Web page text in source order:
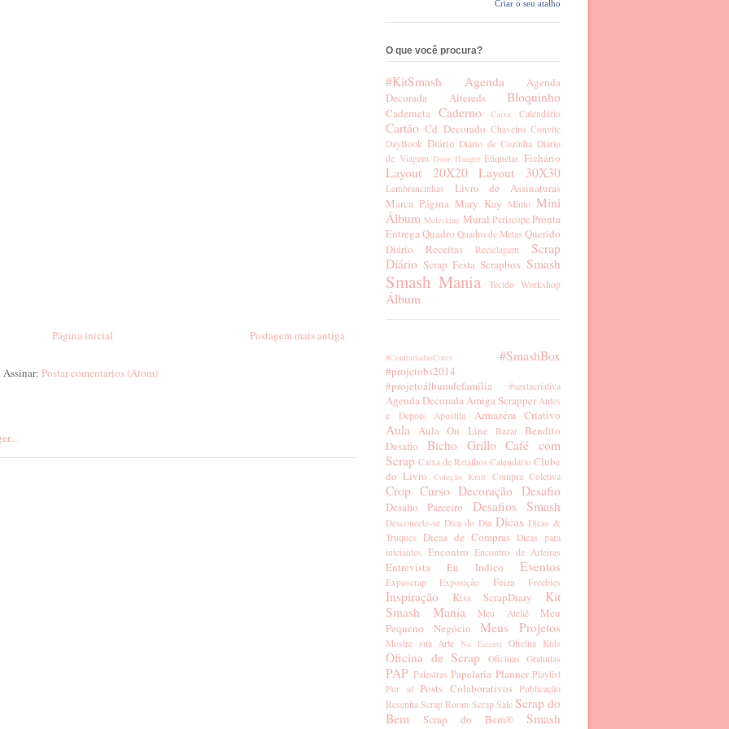
Postagem mais antiga
Página inicial
Assinar: Postar comentários (Atom)
Criar o seu atalho
O que você procura?
#KitSmash Agenda
Agenda
Decorada
Altereds Bloquinho
Caderneta Caderno Caixa Calendário
Cartão Cd Decorado Chaveiro Convite
DayBook Diário Diário de Cozinha Diário
de Viagem Door Hanger Etiquetas Fichário
Layout 20X20 Layout 30X30
Lembrancinhas
Livro de Assinaturas
Marca Página Mary Kay Mimo Mini
Álbum Moleskine Mural Periscope Pronta
EntregaQuadro Quadro de Metas Querido
Diário
Receitas Reciclagem
Scrap
Diário Scrap Festa Scrapbox Smash
Smash Mania Tecido Workshop
Álbum
#ConfrariadasCores #SmashBox
#projetobs2014
#projetoálbumdefamília
#sextacriativa
Agenda DecoradaAmiga Scrapper Antes
e Depois
Apostila Armazém Criativo
Aula Aula On Line Bazar
Bendito
Desafio
Bicho Grillo Café com
Scrap Caixa de Retalhos Calendário Clube
do Livro
Coleção Kraft Compra Coletiva
Crop Curso Decoração Desafio
Desafio Parceiro Desafios Smash
Desconecte-se Dica do Dia Dicas Dicas &
Truques
Dicas de Compras Dicas para
iniciantes Encontro Encontro de Arteiras
Entrevista Eu Indico Eventos
Exposcrap Exposição Feira Freebies
Inspiração Kiss ScrapDiary
Kit
Smash Mania
Meu Ateliê
Meu
Pequeno Negócio
Meus Projetos
Mostre sua Arte Na Estante Oficina Kids
Oficina de Scrap Oficinas Gratuitas
PAP Palestras Papelaria Planner Playlist
Por aí
Posts Colaborativos
Publicação
Resenha Scrap Room Scrap Sale Scrap do
Bem
Scrap do Bem® Smash